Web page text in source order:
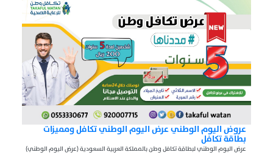
عروض اليوم الوطني عرض اليوم الوطني تكافل ومميزات
بطاقة تكافل
عرض اليوم الوطني لبطاقة تكافل وطن بالمملكة العربية السعودية (عرض اليوم الوطني)